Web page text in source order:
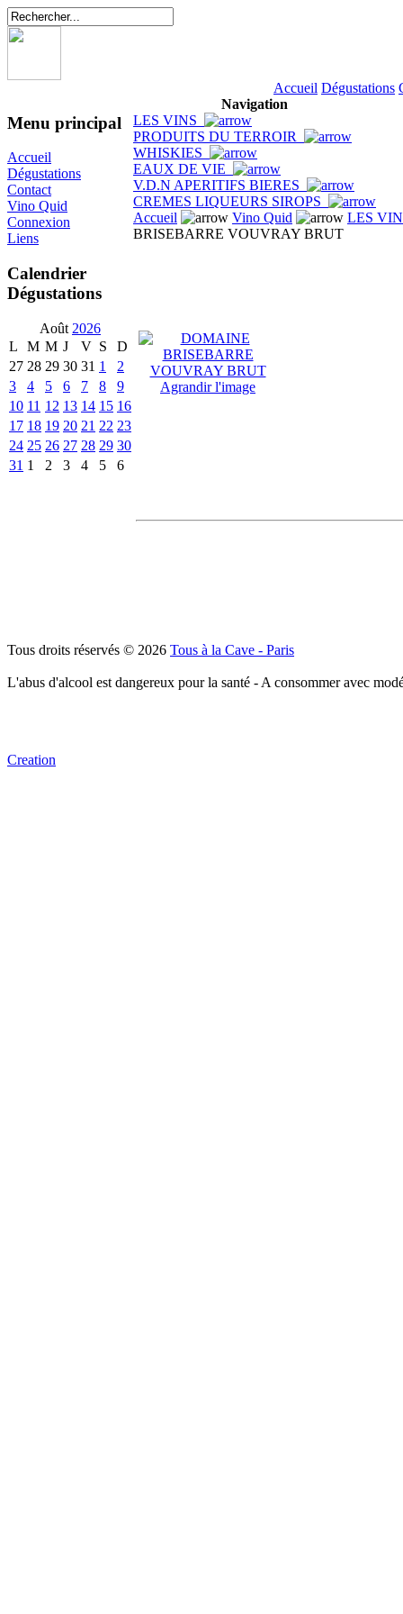
Accueil Dégustations
Menu principal
Accueil
Dégustations
Contact
Vino Quid
Connexion
Liens
Calendrier
Dégustations
Août 2026
L
M M J V S
D
27 28 29 30 31 1
2
3
4 5 6 7 8
9
10 11 12 13 14 15 16
17 18 19 20 21 22 23
24 25 26 27 28 29 30
31 1 2 3 4 5 6
Navigation
LES VINS
PRODUITS DU TERROIR
WHISKIES
EAUX DE VIE
V.D.N APERITIFS BIERES
CREMES LIQUEURS SIROPS
Accueil
Vino Quid
LES
BRISEBARRE VOUVRAY BRUT
Agrandir l'image
Tous droits réservés © 2026 Tous à la Cave - Paris
L'abus d'alcool est dangereux pour la santé - A consommer avec
Creation